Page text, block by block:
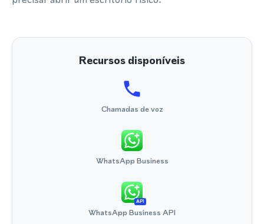
Recursos disponíveis
Chamadas de voz
WhatsApp Business
API
WhatsApp Business API